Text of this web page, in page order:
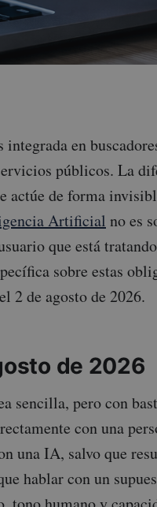
en
públicos. La
actúe de forma
Artificial no es
que está
sobre estas
2 de agosto de 2026.
de 2026
sencilla, pero con
con una
una IA, salvo que
hablar con un